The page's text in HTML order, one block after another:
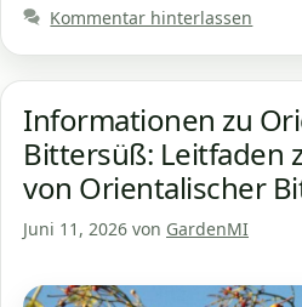
Kommentar hinterlassen
Informationen zu
Bittersüß: Leitfaden
von Orientalischer
Juni 11, 2026 von GardenMI